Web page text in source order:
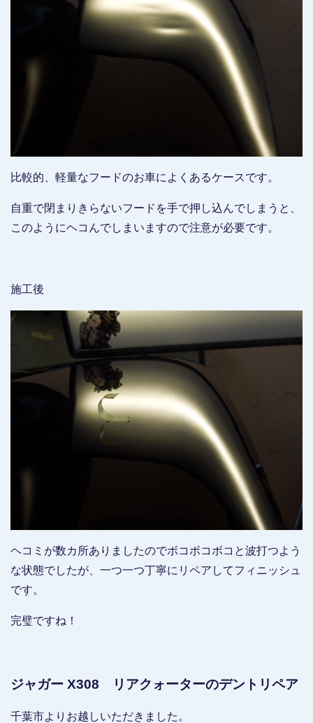
比較的、軽量なフードのお車によくあるケースです。
自重で閉まりきらないフードを手で押し込んでしまうと、
このようにヘコんでしまいますので注意が必要です。
施工後
ヘコミが数カ所ありましたのでボコボコボコと波打つよう
な状態でしたが、一つ一つ丁寧にリペアしてフィニッシュ
です。
完璧ですね！
ジャガー X308 リアクォーターのデントリペア
千葉市よりお越しいただきました。